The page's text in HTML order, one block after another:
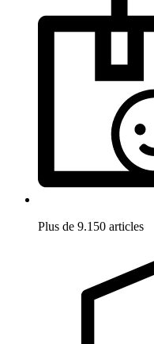
Plus de 9.150 articles